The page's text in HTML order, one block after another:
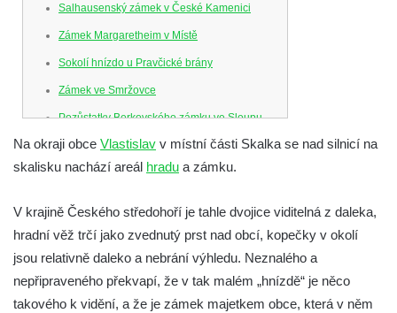
Salhausenský zámek v České Kamenici
Zámek Margaretheim v Místě
Sokolí hnízdo u Pravčické brány
Zámek ve Smržovce
Pozůstatky Berkovského zámku ve Sloupu
v Čechách
Letohrádek Ostrov
Zámek Bischofstein (Skála) v Teplicích nad
Zámek Teplice
Na okraji obce Vlastislav v místní části Skalka se nad silnicí na
skalisku nachází areál hradu a zámku.
V krajině Českého středohoří je tahle dvojice viditelná z daleka,
hradní věž trčí jako zvednutý prst nad obcí, kopečky v okolí
jsou relativně daleko a nebrání výhledu. Neznalého a
nepřipraveného překvapí, že v tak malém „hnízdě“ je něco
takového k vidění, a že je zámek majetkem obce, která v něm